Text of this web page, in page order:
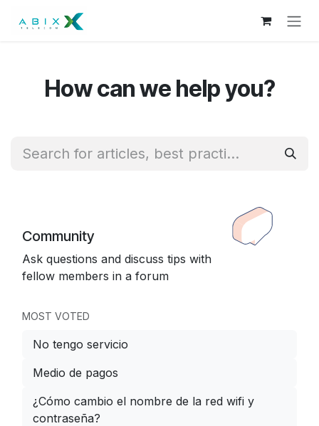
How can we help you?
Community
Ask questions and discuss tips with
fellow members in a forum
MOST VOTED
No tengo servicio
Medio de pagos
¿Cómo cambio el nombre de la red wifi y
contraseña?